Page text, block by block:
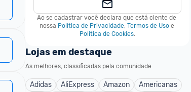
Ao se cadastrar você declara que está ciente de
nossa Política de Privacidade, Termos de Uso e
Política de Cookies.
Lojas em destaque
As melhores, classificadas pela comunidade
Adidas AliExpress Amazon
Americanas